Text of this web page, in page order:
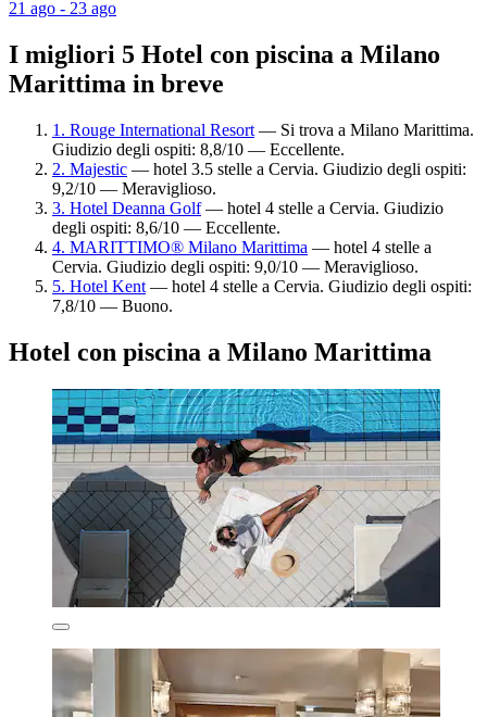
21 ago - 23 ago
I migliori 5 Hotel con piscina a Milano
Marittima in breve
1. Rouge International Resort — Si trova a Milano Marittima.
Giudizio degli ospiti: 8,8/10 — Eccellente.
2. Majestic — hotel 3.5 stelle a Cervia. Giudizio degli ospiti:
9,2/10 — Meraviglioso.
3. Hotel Deanna Golf— hotel 4 stelle a Cervia. Giudizio
degli ospiti: 8,6/10 — Eccellente.
4. MARITTIMO® Milano Marittima — hotel 4 stelle a
Cervia. Giudizio degli ospiti: 9,0/10 — Meraviglioso.
5. Hotel Kent — hotel 4 stelle a Cervia. Giudizio degli ospiti:
7,8/10 — Buono.
Hotel con piscina a Milano Marittima